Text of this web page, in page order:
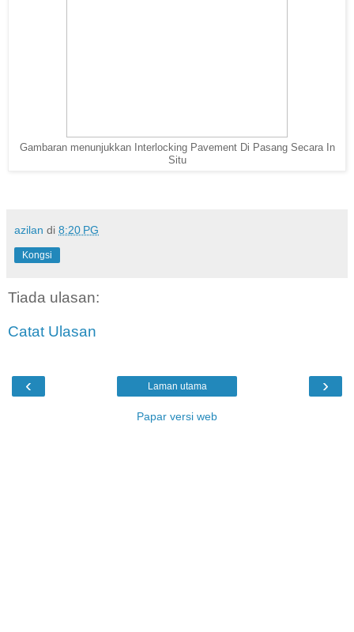
Gambaran menunjukkan Interlocking Pavement Di Pasang Secara In
Situ
azilan di 8:20 PG
Kongsi
Tiada ulasan:
Catat Ulasan
‹ ›
Laman utama
Papar versi web